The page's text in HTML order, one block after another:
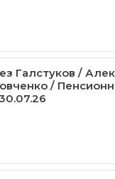
Галстуков /
/